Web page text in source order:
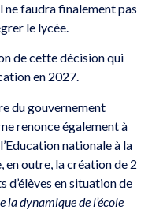
ne faudra finalement pas
le lycée.
de cette décision qui
en 2027.
du gouvernement
renonce également à
nationale à la
en outre, la création de 2
d’élèves en situation de
la dynamique de l’école